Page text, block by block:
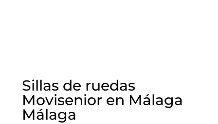
Sillas de ruedas
Movisenior en Málaga
Málaga